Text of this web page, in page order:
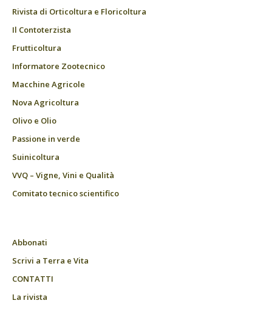
Rivista di Orticoltura e Floricoltura
Il Contoterzista
Frutticoltura
Informatore Zootecnico
Macchine Agricole
Nova Agricoltura
Olivo e Olio
Passione in verde
Suinicoltura
VVQ – Vigne, Vini e Qualità
Comitato tecnico scientifico
Abbonati
Scrivi a Terra e Vita
CONTATTI
La rivista